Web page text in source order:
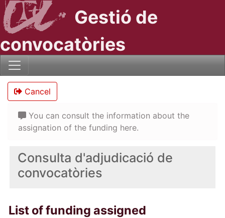
Gestió de
convocatòries
Consulta d'adjudicació de
convocatòries
List of funding assigned
Cancel
You can consult the information about the
assignation of the funding here.